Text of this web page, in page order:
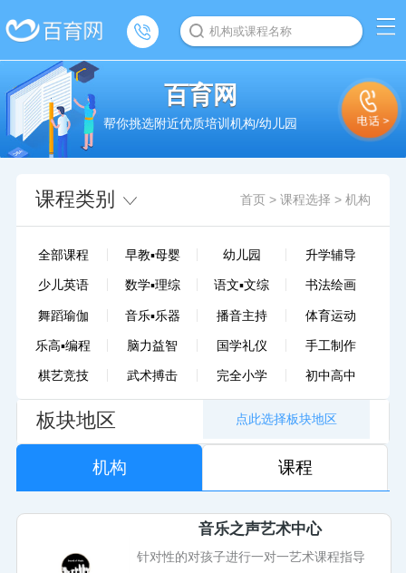
机构或课程名称
百育网
帮你挑选附近优质培训机构/幼儿园
课程类别 首页> 课程选择 > 机构
全部课程 早教▪母婴 幼儿园 升学辅导
少儿英语 数学▪理综 语文▪文综 书法绘画
舞蹈瑜伽 音乐▪乐器 播音主持 体育运动
乐高▪编程 脑力益智 国学礼仪 手工制作
棋艺竞技 武术搏击 完全小学 初中高中
板块地区
机构 课程
音乐之声艺术中心
针对性的对孩子进行一对一艺术课程指导